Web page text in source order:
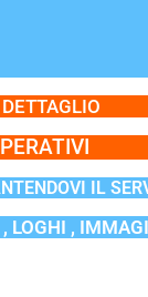
IL
LOGHI ,